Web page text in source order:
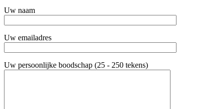
Uw naam
Uw emailadres
Uw persoonlijke boodschap (25 - 250 tekens)